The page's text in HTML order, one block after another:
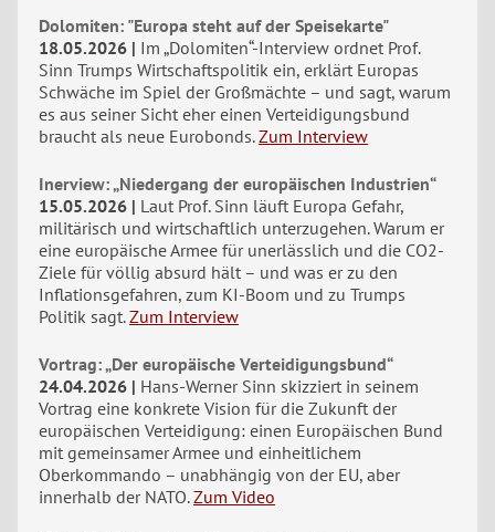
Dolomiten: "Europa steht auf der Speisekarte"
18.05.2026
Im „Dolomiten“-Interview ordnet Prof.
Sinn Trumps Wirtschaftspolitik ein, erklärt Europas
Schwäche im Spiel der Großmächte – und sagt, warum
es aus seiner Sicht eher einen Verteidigungsbund
braucht als neue Eurobonds. Zum Interview
Inerview: „Niedergang der europäischen Industrien“
15.05.2026
Laut Prof. Sinn läuft Europa Gefahr,
militärisch und wirtschaftlich unterzugehen. Warum er
eine europäische Armee für unerlässlich und die CO2-
Ziele für völlig absurd hält – und was er zu den
Inflationsgefahren, zum KI-Boom und zu Trumps
Politik sagt. Zum Interview
Vortrag: „Der europäische Verteidigungsbund“
24.04.2026
Hans-Werner Sinn skizziert in seinem
Vortrag eine konkrete Vision für die Zukunft der
europäischen Verteidigung: einen Europäischen Bund
mit gemeinsamer Armee und einheitlichem
Oberkommando – unabhängig von der EU, aber
innerhalb der NATO. Zum Video